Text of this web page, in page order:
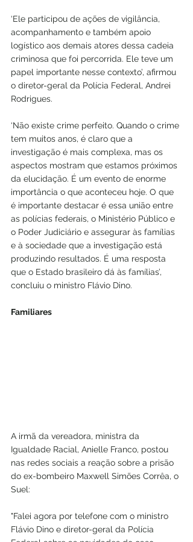
‘Ele participou de ações de vigilância,
acompanhamento e também apoio
logístico aos demais atores dessa cadeia
criminosa que foi percorrida. Ele teve um
papel importante nesse contexto’, afirmou
o diretor-geral da Polícia Federal, Andrei
Rodrigues.
‘Não existe crime perfeito. Quando o crime
tem muitos anos, é claro que a
investigação é mais complexa, mas os
aspectos mostram que estamos próximos
da elucidação. É um evento de enorme
importância o que aconteceu hoje. O que
é importante destacar é essa união entre
as polícias federais, o Ministério Público e
o Poder Judiciário e assegurar às famílias
e à sociedade que a investigação está
produzindo resultados. É uma resposta
que o Estado brasileiro dá às famílias’,
concluiu o ministro Flávio Dino.
Familiares
A irmã da vereadora, ministra da
Igualdade Racial, Anielle Franco, postou
nas redes sociais a reação sobre a prisão
do ex-bombeiro Maxwell Simões Corrêa, o
Suel:
"Falei agora por telefone com o ministro
Flávio Dino e diretor-geral da Polícia